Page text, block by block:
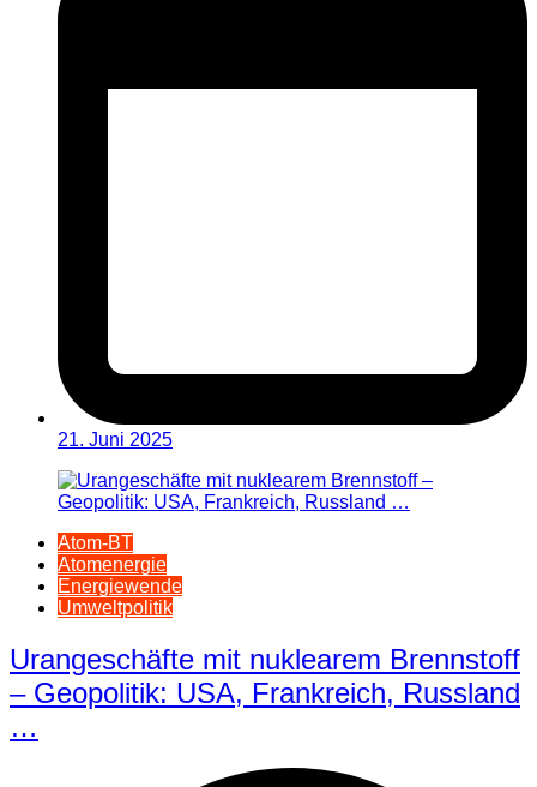
21. Juni 2025
Atom-BT
Atomenergie
Energiewende
Umweltpolitik
Urangeschäfte mit nuklearem Brennstoff
– Geopolitik: USA, Frankreich, Russland
…